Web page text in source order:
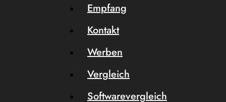
Empfang
Kontakt
Werben
Vergleich
Softwarevergleich